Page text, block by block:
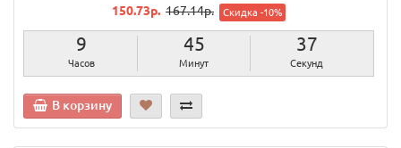
150.73р. 167.14р. Скидка -10%
9
Часов
45
Минут
36
Секунд
В корзину